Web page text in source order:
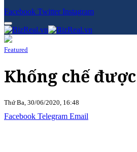
Facebook Twitter Instagram
Featured
Khống chế
Thứ Ba, 30/06/2020, 16:48
Facebook Telegram Email